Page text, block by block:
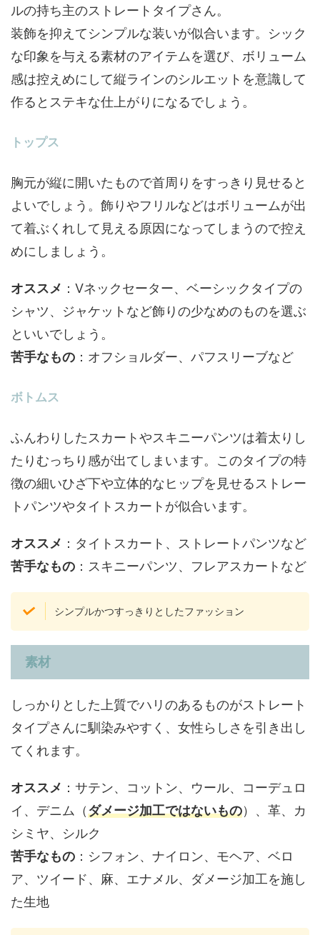
ルの持ち主のストレートタイプさん。
装飾を抑えてシンプルな装いが似合います。シック
な印象を与える素材のアイテムを選び、ボリューム
感は控えめにして縦ラインのシルエットを意識して
作るとステキな仕上がりになるでしょう。
トップス
胸元が縦に開いたもので首周りをすっきり見せると
よいでしょう。飾りやフリルなどはボリュームが出
て着ぶくれして見える原因になってしまうので控え
めにしましょう。
オススメ ：Vネックセーター、ベーシックタイプの
シャツ、ジャケットなど飾りの少なめのものを選ぶ
といいでしょう。
苦手なもの ：オフショルダー、パフスリーブなど
ボトムス
ふんわりしたスカートやスキニーパンツは着太りし
たりむっちり感が出てしまいます。このタイプの特
徴の細いひざ下や立体的なヒップを見せるストレー
トパンツやタイトスカートが似合います。
オススメ ：タイトスカート、ストレートパンツなど
苦手なもの ：スキニーパンツ、フレアスカートなど
シンプルかつすっきりとしたファッション
素材
しっかりとした上質でハリのあるものがストレート
タイプさんに馴染みやすく、女性らしさを引き出し
てくれます。
オススメ ：サテン、コットン、ウール、コーデュロ
イ、デニム（ダメージ加工ではないもの）、革、カ
シミヤ、シルク
苦手なもの ：シフォン、ナイロン、モヘア、ベロ
ア、ツイード、麻、エナメル、ダメージ加工を施し
た生地